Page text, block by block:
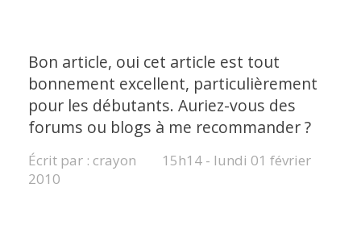
Bon article, oui cet article est tout
bonnement excellent, particulièrement
pour les débutants. Auriez-vous des
forums ou blogs à me recommander ?
Écrit par : crayon 15h14 - lundi 01 février
2010